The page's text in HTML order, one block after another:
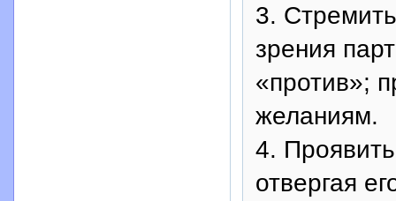
3.
зрения
«против»;
желаниям.
4.
отвергая